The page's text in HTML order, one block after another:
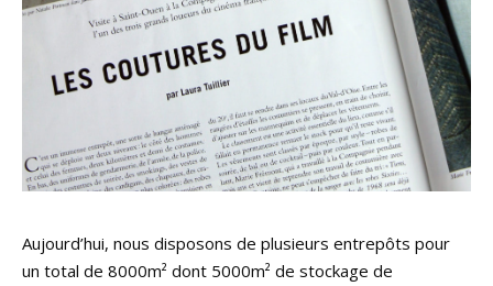
Aujourd’hui, nous disposons de plusieurs entrepôts pour
un total de 8000m² dont 5000m² de stockage de